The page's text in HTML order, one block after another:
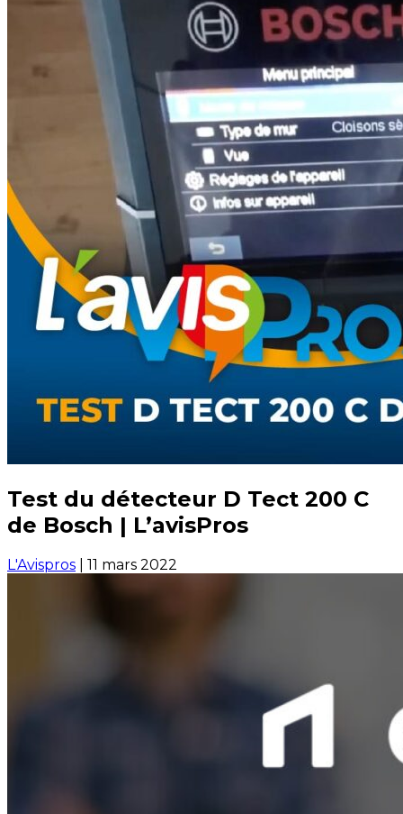
Test du détecteur D Tect 200 C
de Bosch | L’avisPros
L'Avispros 11 mars 2022